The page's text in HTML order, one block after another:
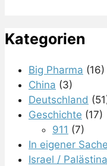
Kategorien
Big Pharma (16)
China (3)
Deutschland
Geschichte (17)
911 (7)
In eigener Sache
Israel / Palästina